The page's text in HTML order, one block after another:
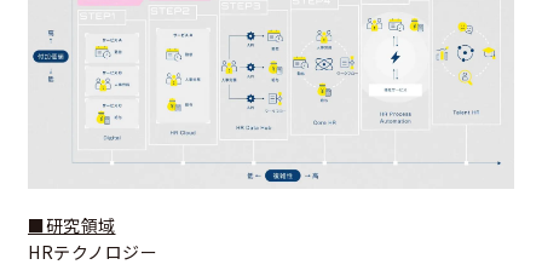
■研究領域
HRテクノロジー